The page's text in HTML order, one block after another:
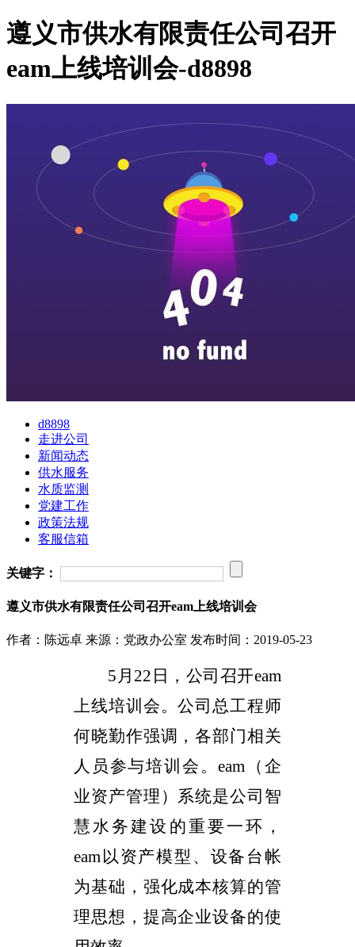
遵义市供水有限责任公司召开
eam上线培训会-d8898
d8898
走进公司
新闻动态
供水服务
水质监测
党建工作
政策法规
客服信箱
关键字：
遵义市供水有限责任公司召开eam上线培训会
作者：陈远卓 来源：党政办公室 发布时间：2019-05-23
5 月 22 日，公司召开eam
上线培训会。公司总工程师
何晓勤作强调，各部门相关
人员参与培训会。eam （企
业资产管理）系统是公司智
慧水务建设的重要一环，
eam 以资产模型、设备台帐
为基础，强化成本核算的管
理思想，提高企业设备的使